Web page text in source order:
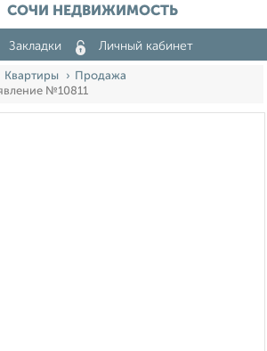
СОЧИ НЕДВИЖИМОСТЬ
Закладки Личный кабинет
Квартиры
Продажа
№10811